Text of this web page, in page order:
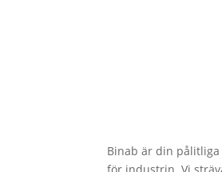
Binab är din